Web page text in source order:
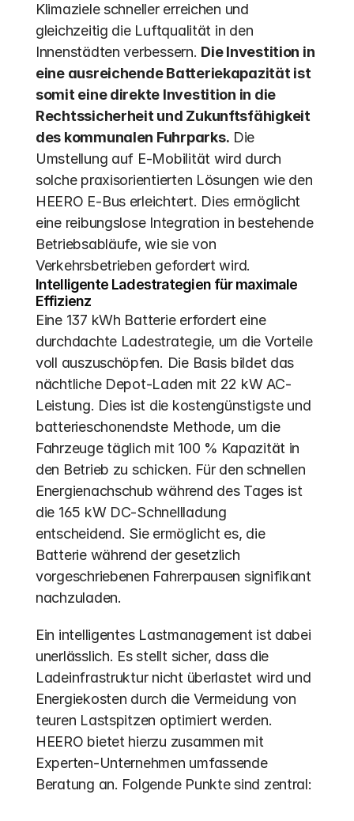
Klimaziele schneller erreichen und
gleichzeitig die Luftqualität in den
Innenstädten verbessern. Die Investition in
eine ausreichende Batteriekapazität ist
somit eine direkte Investition in die
Rechtssicherheit und Zukunftsfähigkeit
des kommunalen Fuhrparks. Die
Umstellung auf E-Mobilität wird durch
solche praxisorientierten Lösungen wie den
HEERO E-Bus erleichtert. Dies ermöglicht
eine reibungslose Integration in bestehende
Betriebsabläufe, wie sie von
Verkehrsbetrieben gefordert wird.
Intelligente Ladestrategien für maximale
Effizienz
Eine 137 kWh Batterie erfordert eine
durchdachte Ladestrategie, um die Vorteile
voll auszuschöpfen. Die Basis bildet das
nächtliche Depot-Laden mit 22 kW AC-
Leistung. Dies ist die kostengünstigste und
batterieschonendste Methode, um die
Fahrzeuge täglich mit 100 % Kapazität in
den Betrieb zu schicken. Für den schnellen
Energienachschub während des Tages ist
die 165 kW DC-Schnellladung
entscheidend. Sie ermöglicht es, die
Batterie während der gesetzlich
vorgeschriebenen Fahrerpausen signifikant
nachzuladen.
Ein intelligentes Lastmanagement ist dabei
unerlässlich. Es stellt sicher, dass die
Ladeinfrastruktur nicht überlastet wird und
Energiekosten durch die Vermeidung von
teuren Lastspitzen optimiert werden.
HEERO bietet hierzu zusammen mit
Experten-Unternehmen umfassende
Beratung an. Folgende Punkte sind zentral: